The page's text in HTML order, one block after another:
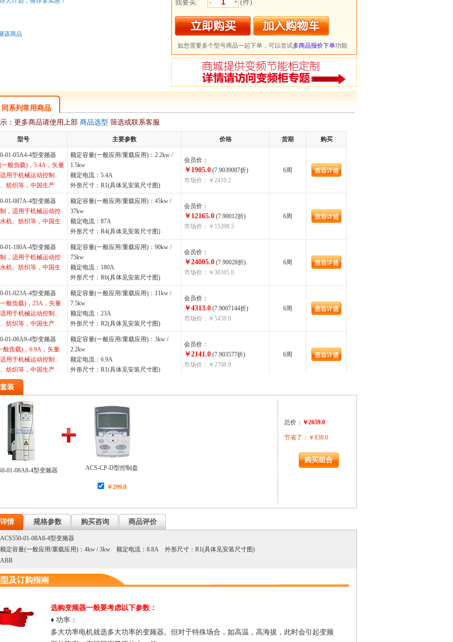
该商品
我要买: - + (件)
如您需要多个型号商品一起下单，可以尝试多商品报价下单功能
同系列常用商品
：更多商品请使用上部 商品选型 筛选或联系客服
型号 主要参数 价格 货期 购买
01-05A4-4型变频器
一般负载)，5.4A，矢量
用于机械运动控制、
纺织等，中国生产
额定容量(一般应用/重载应用)：2.2kw /
1.5kw
额定电流：5.4A
外形尺寸：R1(具体见安装尺寸图)
会员价：
￥1905.0 (7.9039087折)
市场价：￥2410.2
6周
01-087A-4型变频器
，适用于机械运动控
机、纺织等，中国生
额定容量(一般应用/重载应用)：45kw /
37kw
额定电流：87A
外形尺寸：R4(具体见安装尺寸图)
会员价：
￥12165.0 (7.90012折)
市场价：￥15398.5
6周
01-180A-4型变频器
，适用于机械运动控
机、纺织等，中国生
额定容量(一般应用/重载应用)：90kw /
75kw
额定电流：180A
外形尺寸：R6(具体见安装尺寸图)
会员价：
￥24005.0 (7.90028折)
市场价：￥30385.0
6周
01-023A-4型变频器
般负载)，23A，矢量
用于机械运动控制、
纺织等，中国生产
额定容量(一般应用/重载应用)：11kw /
7.5kw
额定电流：23A
外形尺寸：R2(具体见安装尺寸图)
会员价：
￥4313.0 (7.9007144折)
市场价：￥5459.0
6周
01-06A9-4型变频器
般负载)，6.9A，矢量
用于机械运动控制、
纺织等，中国生产
额定容量(一般应用/重载应用)：3kw /
2.2kw
额定电流：6.9A
外形尺寸：R1(具体见安装尺寸图)
会员价：
￥2141.0 (7.903577折)
市场价：￥2708.9
6周
01-045A-4型变频器
，适用于机械运动控
机、纺织等，中国生
18.5kw
额定电流：45A
外形尺寸：R3(具体见安装尺寸图)
01-03A3-4型变频器
，适用于机械运动控
机、纺织等，中国生
额定容量(一般应用/重载应用)：1.1kw /
0.75kw
额定电流：3.3A
机、纺织等，中国生
额定容量(一般应用/重载应用)：5.5kw /
外形尺寸：R1(具体见安装尺寸图)
市场价：￥3368.1
01-125A-4型变频器
机、纺织等，中国生
额定容量(一般应用/重载应用)：55kw /
额定电流：125A
￥11702.0(6.221886折)
01-157A-4型变频器
额定容量(一般应用/重载应用)：75kw /
外形尺寸：R6(具体见安装尺寸图)
会员价：
01-031A-4型变频器
般负载)，31A，矢量
11kw
会员价：
装
01-08A8-4型变频器 ACS-CP-D型控制盘
￥299.0
总价： ￥2659.0
节省了：￥838.0
情 规格参数 购买咨询 商品评价
01-08A8-4型变频器
定容量(一般应用/重载应用)：4kw / 3kw 额定电流：8.8A 外形尺寸：R1(具体见安装尺寸图)
及订购指南
选购变频器一般要考虑以下参数：
♦ 功率：
多大功率电机就选多大功率的变频器。但对于特殊场合，如高温，高海拔，此时会引起变频